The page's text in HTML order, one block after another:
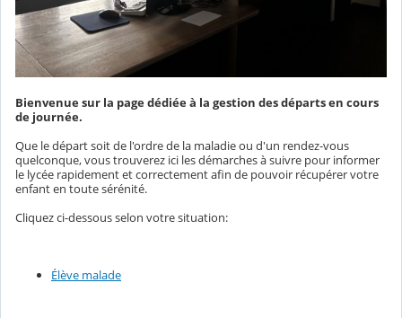
Bienvenue sur la page dédiée à la gestion des départs en cours
de journée.
Que le départ soit de l'ordre de la maladie ou d'un rendez-vous
quelconque, vous trouverez ici les démarches à suivre pour informer
le lycée rapidement et correctement afin de pouvoir récupérer votre
enfant en toute sérénité.
Cliquez ci-dessous selon votre situation:
Élève malade